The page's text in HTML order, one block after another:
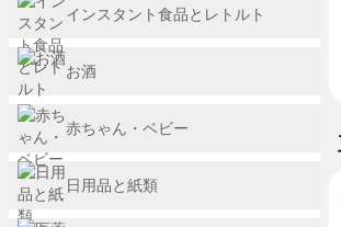
インスタント食品とレトルト
お酒
赤ちゃん・ベビー
日用品と紙類